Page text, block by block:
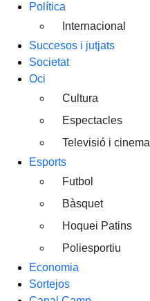
Política
Internacional
Succesos i jutjats
Societat
Oci
Cultura
Espectacles
Televisió i cinema
Esports
Futbol
Bàsquet
Hoquei Patins
Poliesportiu
Economia
Sortejos